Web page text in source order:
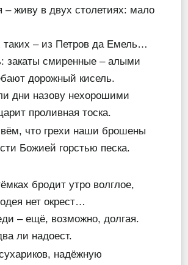
– живу в двух столетиях: мало
таких – из Петров да Емель…
закаты смиренные – алыми
дорожный кисель.
дни назову нехорошими
проливная тоска.
что грехи наши брошены
Божией горстью песка.
бродит утро волглое,
нет окрест…
– ещё, возможно, долгая.
ли надоест.
надёжную